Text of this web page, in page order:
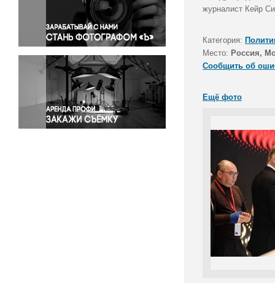
Правосудие
Происшествия и конфликты
Религия
Светская жизнь
Спорт
Экология
Экономика и бизнес
журналист Кейр
Категория:
Место: Россия,
Сообщить об
Ещё фото